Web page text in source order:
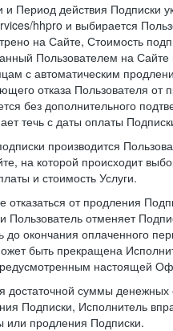
и Период действия Подписки
hhpro и выбирается
на Сайте, Стоимость
Пользователем на
с автоматическим
отказа Пользователя от
без дополнительного
течь с даты оплаты
производится
на которой происходит
и стоимость Услуги.
отказаться от продления
Пользователь отменяет
до окончания оплаченного
быть прекращена
настоящей
достаточной суммы денежных
Подписки, Исполнитель
или продления Подписки.